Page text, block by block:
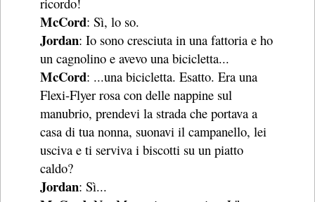
McCord: Sì, lo so.
Jordan: Io sono cresciuta in una fattoria e ho
un cagnolino e avevo una bicicletta...
McCord: ...una bicicletta. Esatto. Era una
Flexi-Flyer rosa con delle nappine sul
manubrio, prendevi la strada che portava a
casa di tua nonna, suonavi il campanello, lei
usciva e ti serviva i biscotti su un piatto
caldo?
Jordan: Sì...